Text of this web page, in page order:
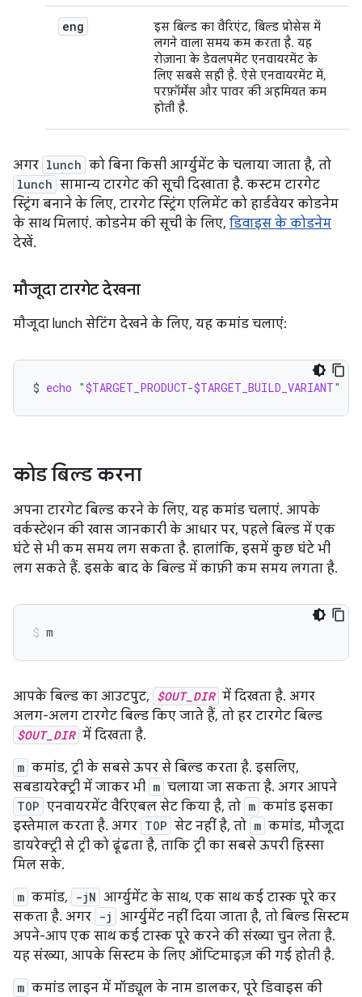
eng
इस बिल्ड का वैरिएंट, बिल्ड प्रोसेस में
लगने वाला समय कम करता है. यह
रोज़ाना के डेवलपमेंट एनवायरमेंट के
लिए सबसे सही है. ऐसे एनवायरमेंट में,
परफ़ॉर्मेंस और पावर की अहमियत कम
होती है.
अगर lunch को बिना किसी आर्ग्युमेंट के चलाया जाता है, तो
lunch सामान्य टारगेट की सूची दिखाता है. कस्टम टारगेट
स्ट्रिंग बनाने के लिए, टारगेट स्ट्रिंग एलिमेंट को हार्डवेयर कोडनेम
के साथ मिलाएं. कोडनेम की सूची के लिए, डिवाइस के कोडनेम
देखें.
मौजूदा टारगेट देखना
मौजूदा lunch सेटिंग देखने के लिए, यह कमांड चलाएं:
$ echo "$TARGET_PRODUCT-$TARGET_BUILD_VARIANT"
कोड बिल्ड करना
अपना टारगेट बिल्ड करने के लिए, यह कमांड चलाएं. आपके
वर्कस्टेशन की खास जानकारी के आधार पर, पहले बिल्ड में एक
घंटे से भी कम समय लग सकता है. हालांकि, इसमें कुछ घंटे भी
लग सकते हैं. इसके बाद के बिल्ड में काफ़ी कम समय लगता है.
m
आपके बिल्ड का आउटपुट, $OUT_DIR में दिखता है. अगर
अलग-अलग टारगेट बिल्ड किए जाते हैं, तो हर टारगेट बिल्ड
$OUT_DIR में दिखता है.
m कमांड, ट्री के सबसे ऊपर से बिल्ड करता है. इसलिए,
सबडायरेक्ट्री में जाकर भी m चलाया जा सकता है. अगर आपने
TOP एनवायरमेंट वैरिएबल सेट किया है, तो m कमांड इसका
इस्तेमाल करता है. अगर TOP सेट नहीं है, तो m कमांड, मौजूदा
डायरेक्ट्री से ट्री को ढूंढता है, ताकि ट्री का सबसे ऊपरी हिस्सा
मिल सके.
m कमांड, -jN आर्ग्युमेंट के साथ, एक साथ कई टास्क पूरे कर
सकता है. अगर -j आर्ग्युमेंट नहीं दिया जाता है, तो बिल्ड सिस्टम
अपने-आप एक साथ कई टास्क पूरे करने की संख्या चुन लेता है.
यह संख्या, आपके सिस्टम के लिए ऑप्टिमाइज़ की गई होती है.
m कमांड लाइन में मॉड्यूल के नाम डालकर, पूरे डिवाइस की